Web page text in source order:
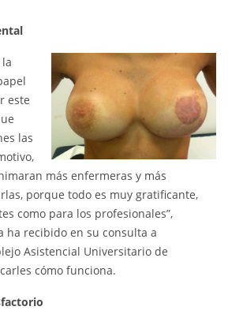
este
las
más enfermeras y más
porque todo es muy gratificante,
como para los profesionales”,
ha recibido en su consulta a
Asistencial Universitario de
cómo funciona.